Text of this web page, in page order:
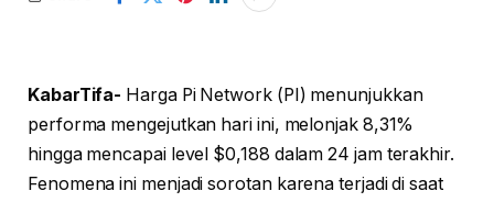
KabarTifa- Harga Pi Network (PI) menunjukkan
performa mengejutkan hari ini, melonjak 8,31%
hingga mencapai level $0,188 dalam 24 jam terakhir.
Fenomena ini menjadi sorotan karena terjadi di saat